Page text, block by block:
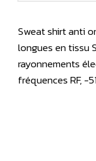
Sweat shirt anti
longues en tissu
rayonnements
fréquences RF, -